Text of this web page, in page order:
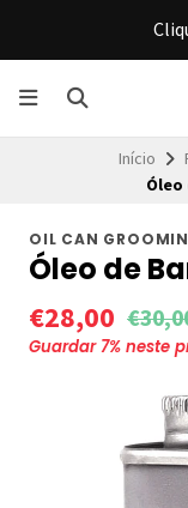
Início
Óleo
OIL CAN
Óleo de
€28,00
Guardar7% neste